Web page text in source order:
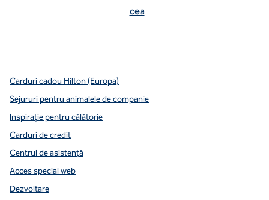
cea
Carduri cadou Hilton (Europa)
Sejururi pentru animalele de companie
Inspirație pentru călătorie
Carduri de credit
Centrul de asistență
Acces special web
Dezvoltare